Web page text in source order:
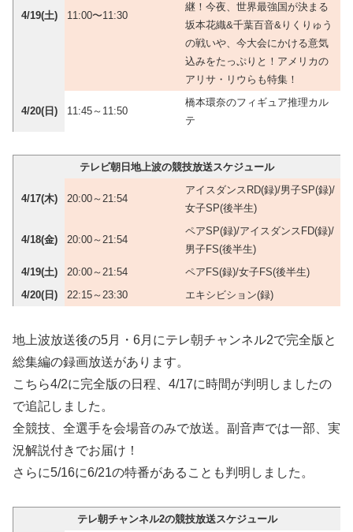
4/19(土) 11:00〜11:30
継！今夜、世界最強国が決まる
坂本花織&千葉百音&りくりゅう
の戦いや、今大会にかける意気
込みをたっぷりと！アメリカの
アリサ・リウらも特集！
4/20(日) 11:45～11:50
橋本環奈のフィギュア推理カル
テ
テレビ朝日地上波の競技放送スケジュール
4/17(木) 20:00～21:54
アイスダンスRD(録)/男子SP(録)/
女子SP(後半生)
4/18(金) 20:00～21:54
ペアSP(録)/アイスダンスFD(録)/
男子FS(後半生)
4/19(土)
20:00～21:54
ペアFS(録)/女子FS(後半生)
4/20(日)
22:15～23:30 エキシビション(録)
地上波放送後の5月・6月にテレ朝チャンネル2で完全版と
総集編の録画放送があります。
こちら4/2に完全版の日程、4/17に時間が判明しましたの
で追記しました。
全競技、全選手を会場音のみで放送。副音声では一部、実
況解説付きでお届け！
さらに5/16に6/21の特番があることも判明しました。
テレ朝チャンネル2の競技放送スケジュール